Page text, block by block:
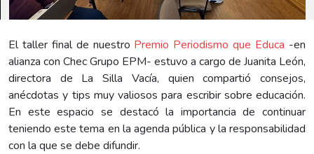
El taller final de nuestro Premio Periodismo que Educa -en
alianza con Chec Grupo EPM- estuvo a cargo de Juanita León,
directora de La Silla Vacía, quien compartió consejos,
anécdotas y tips muy valiosos para escribir sobre educación.
En este espacio se destacó la importancia de continuar
teniendo este tema en la agenda pública y la responsabilidad
con la que se debe difundir.